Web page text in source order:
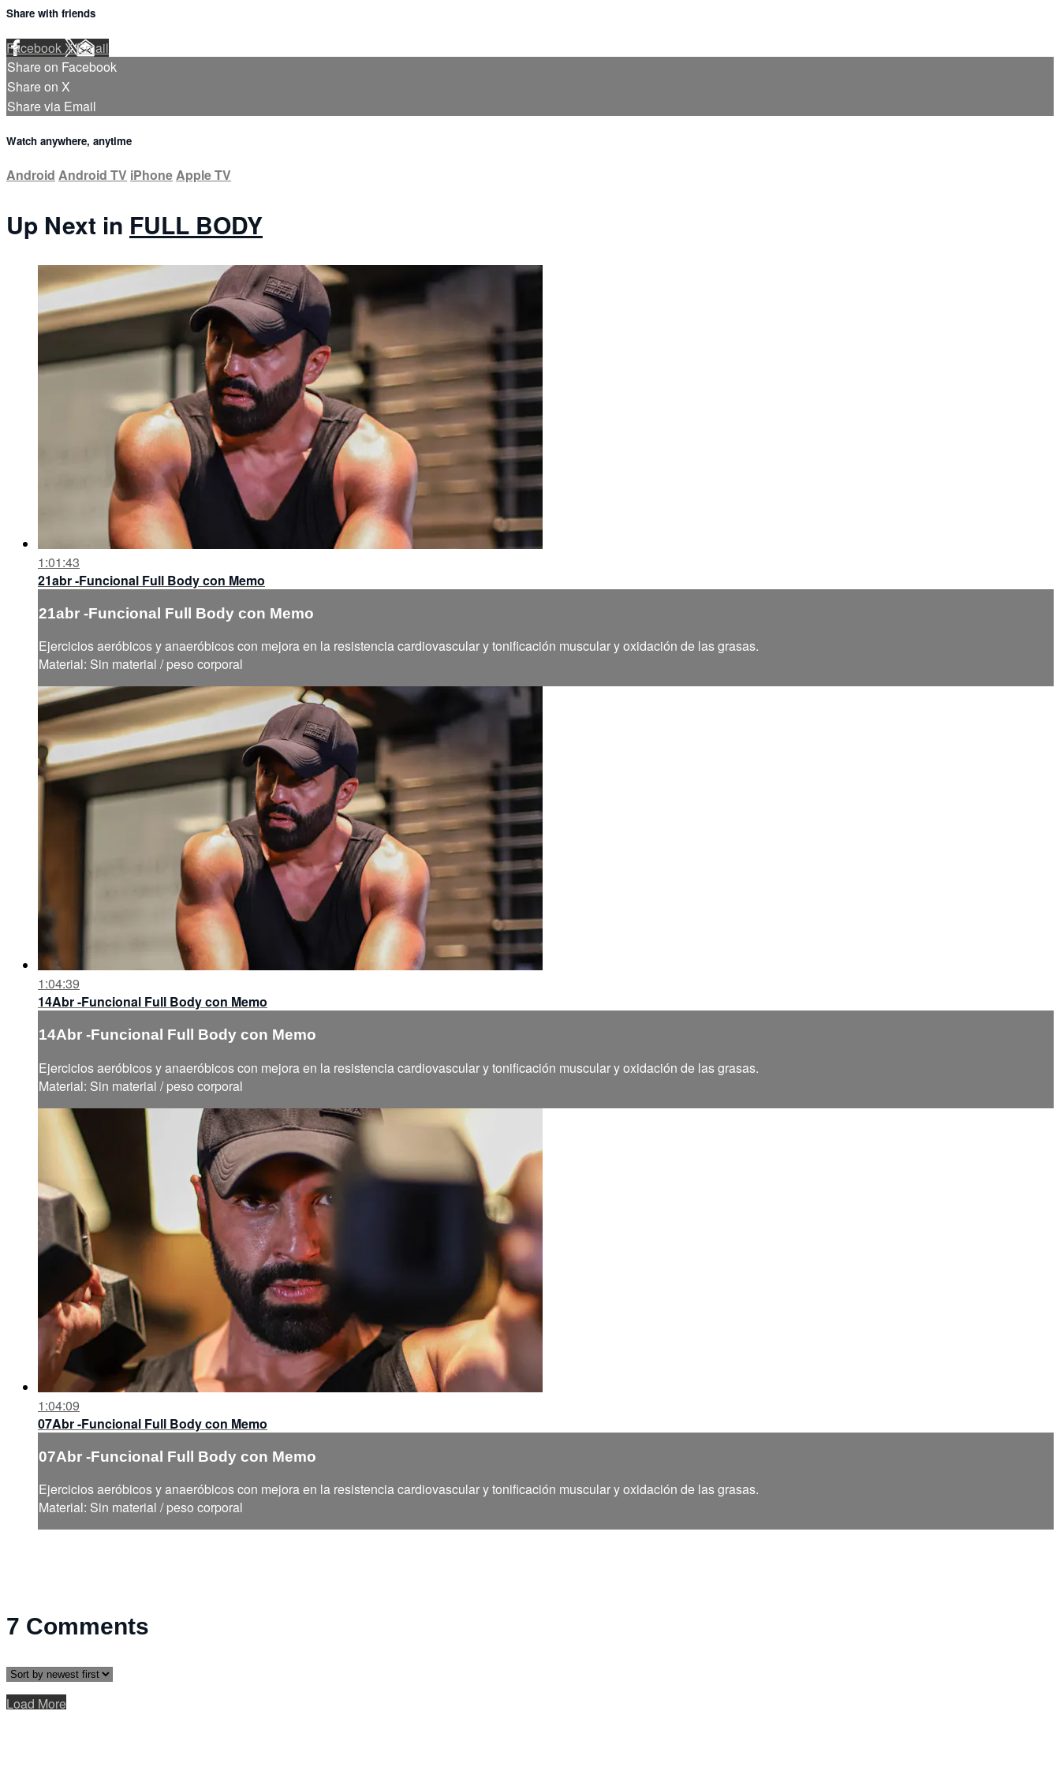
Share with friends
FacebookXEmail
Share on Facebook
Share on X
Share via Email
Watch anywhere, anytime
Android Android TV iPhoneApple TV
Up Next in FULL BODY
1:01:43
21abr -Funcional Full Body con Memo
21abr -Funcional Full Body con Memo
Ejercicios aeróbicos y anaeróbicos con mejora en la resistencia cardiovascular y tonificación muscular y oxidación de las grasas.
Material: Sin material / peso corporal
1:04:39
14Abr -Funcional Full Body con Memo
14Abr -Funcional Full Body con Memo
Ejercicios aeróbicos y anaeróbicos con mejora en la resistencia cardiovascular y tonificación muscular y oxidación de las grasas.
Material: Sin material / peso corporal
1:04:09
07Abr -Funcional Full Body con Memo
07Abr -Funcional Full Body con Memo
Ejercicios aeróbicos y anaeróbicos con mejora en la resistencia cardiovascular y tonificación muscular y oxidación de las grasas.
Material: Sin material / peso corporal
7 Comments
Load More